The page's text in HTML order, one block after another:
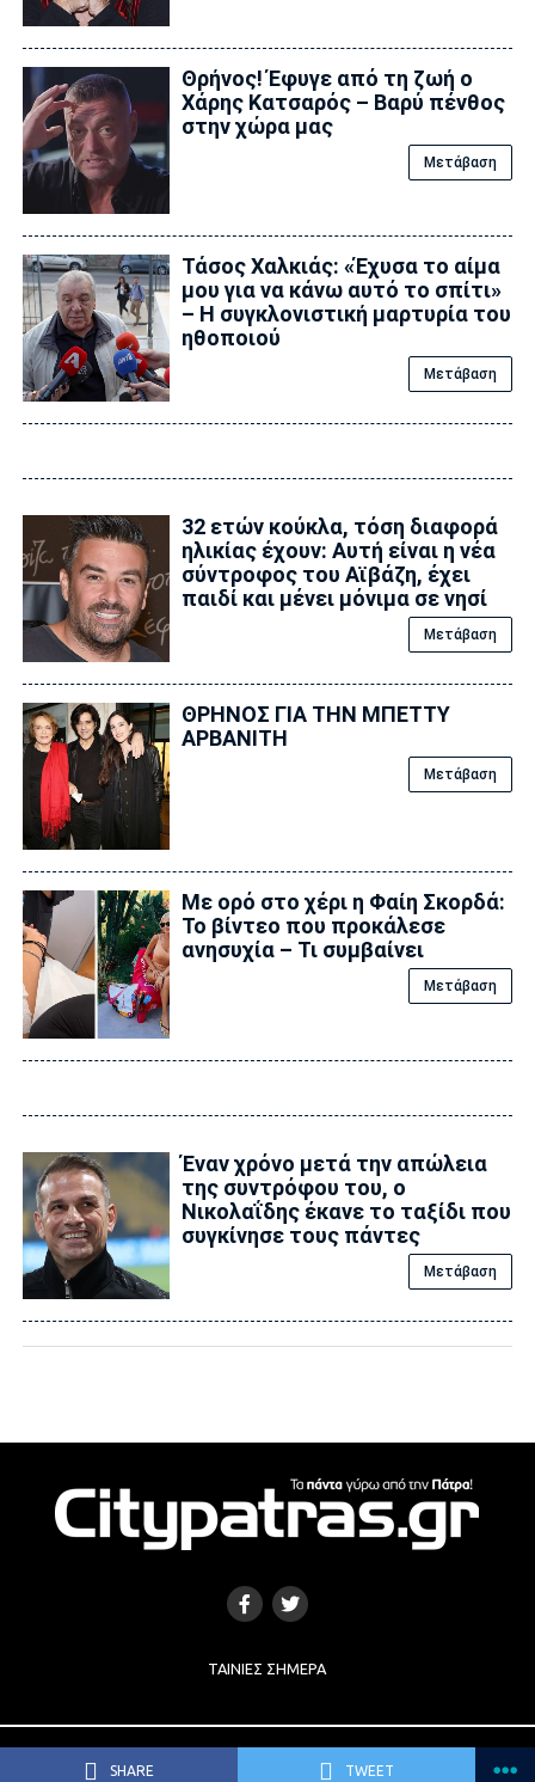
SHARE TWEET
Θρήνος! Έφυγε από τη ζωή ο
Χάρης Κατσαρός – Βαρύ πένθος
στην χώρα μας
Μετάβαση
Τάσος Χαλκιάς: «Έχυσα το αίμα
μου για να κάνω αυτό το σπίτι»
– Η συγκλονιστική μαρτυρία του
ηθοποιού
Μετάβαση
32 ετών κούκλα, τόση διαφορά
ηλικίας έχουν: Αυτή είναι η νέα
σύντροφος του Αϊβάζη, έχει
παιδί και μένει μόνιμα σε νησί
Μετάβαση
ΘΡΗΝΟΣ ΓΙΑ ΤΗΝ ΜΠΕΤΤΥ
ΑΡΒΑΝΙΤΗ
Μετάβαση
Με ορό στο χέρι η Φαίη Σκορδά:
Το βίντεο που προκάλεσε
ανησυχία – Τι συμβαίνει
Μετάβαση
Έναν χρόνο μετά την απώλεια
της συντρόφου του, ο
Νικολαΐδης έκανε το ταξίδι που
συγκίνησε τους πάντες
Μετάβαση
ΤΑΙΝΊΕΣ ΣΉΜΕΡΑ
Copyright © 2017 | Κατασκευή Ιστοσελίδων